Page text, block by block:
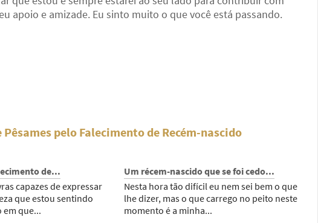
apoio e amizade. Eu sinto muito o que você está passando.
Pêsames pelo Falecimento de Recém-nascido
de...
capazes de expressar
que estou sentindo
em que...
Um récem-nascido que se foi cedo...
Nesta hora tão difícil eu nem sei bem o que
lhe dizer, mas o que carrego no peito neste
momento é a minha...